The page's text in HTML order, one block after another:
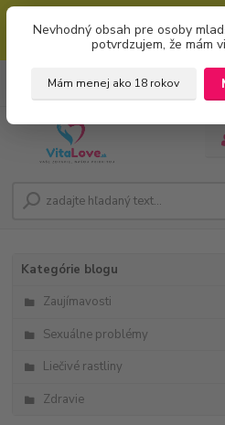
bez úvodzoviek). Zľavový kód zadajte
políčka: "mám
Nevhodný obsah pre osoby
potvrdzujem, že mám
Mám menej ako 18 rokov
+421 951 733 848
(Po-Pia, 8-16 hod.)
Kategórie blogu
Zaujímavosti
Sexuálne problémy
Liečivé rastliny
Zdravie